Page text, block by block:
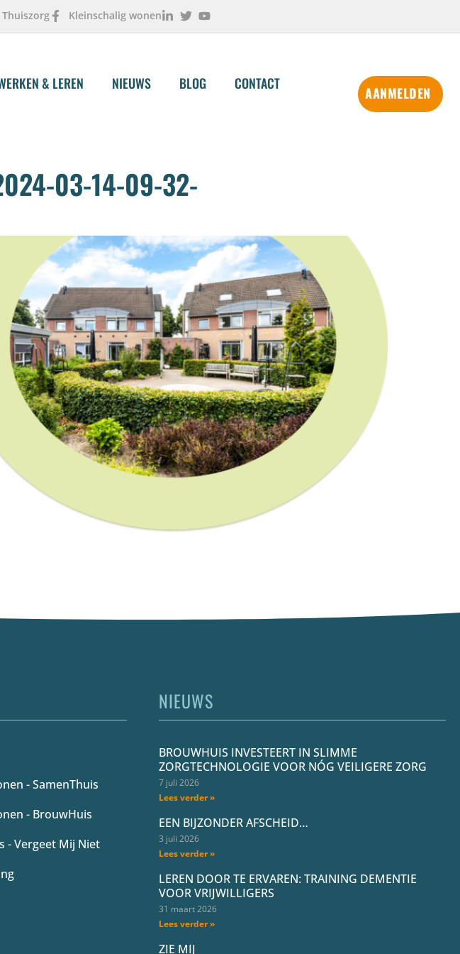
Thuiszorg Kleinschalig wonen
& LEREN NIEUWS BLOG CONTACT
AANMELDEN
03-14-09-32-
- SamenThuis
- BrouwHuis
- Vergeet Mij Niet
NIEUWS
BROUWHUIS INVESTEERT IN SLIMME
ZORGTECHNOLOGIE VOOR NÓG VEILIGERE ZORG
7 juli 2026
Lees verder »
EEN BIJZONDER AFSCHEID…
3 juli 2026
Lees verder »
LEREN DOOR TE ERVAREN: TRAINING DEMENTIE
VOOR VRIJWILLIGERS
31 maart 2026
Lees verder »
ZIE MIJ